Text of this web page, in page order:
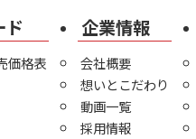
ド
価格表
企業情報
会社概要
想いとこだわり
動画一覧
採用情報